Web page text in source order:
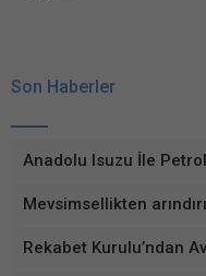
Son Haberler
Anadolu Isuzu İle
Mevsimsellikten
Rekabet Kurulu’ndan